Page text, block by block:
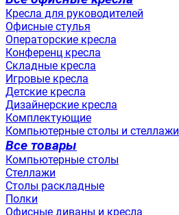
Кресла для руководителей
Офисные стулья
Операторские кресла
Конференц кресла
Складные кресла
Игровые кресла
Детские кресла
Дизайнерские кресла
Комплектующие
Компьютерные столы и стеллажи
Все товары
Компьютерные столы
Стеллажи
Столы раскладные
Полки
Офисные диваны и кресла